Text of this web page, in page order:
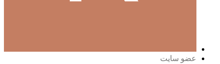
عضو سایت